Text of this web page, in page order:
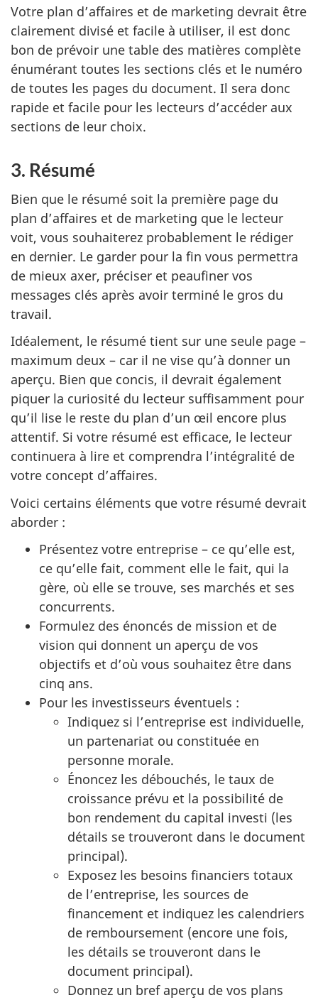
Votre plan d’affaires et de marketing devrait être
clairement divisé et facile à utiliser, il est donc
bon de prévoir une table des matières complète
énumérant toutes les sections clés et le numéro
de toutes les pages du document. Il sera donc
rapide et facile pour les lecteurs d’accéder aux
sections de leur choix.
3. Résumé
Bien que le résumé soit la première page du
plan d’affaires et de marketing que le lecteur
voit, vous souhaiterez probablement le rédiger
en dernier. Le garder pour la fin vous permettra
de mieux axer, préciser et peaufiner vos
messages clés après avoir terminé le gros du
travail.
Idéalement, le résumé tient sur une seule page –
maximum deux – car il ne vise qu’à donner un
aperçu. Bien que concis, il devrait également
piquer la curiosité du lecteur suffisamment pour
qu’il lise le reste du plan d’un œil encore plus
attentif. Si votre résumé est efficace, le lecteur
continuera à lire et comprendra l’intégralité de
votre concept d’affaires.
Voici certains éléments que votre résumé devrait
aborder :
Présentez votre entreprise – ce qu’elle est,
ce qu’elle fait, comment elle le fait, qui la
gère, où elle se trouve, ses marchés et ses
concurrents.
Formulez des énoncés de mission et de
vision qui donnent un aperçu de vos
objectifs et d’où vous souhaitez être dans
cinq ans.
Pour les investisseurs éventuels :
Indiquez si l’entreprise est individuelle,
un partenariat ou constituée en
personne morale.
Énoncez les débouchés, le taux de
croissance prévu et la possibilité de
bon rendement du capital investi (les
détails se trouveront dans le document
principal).
Exposez les besoins financiers totaux
de l’entreprise, les sources de
financement et indiquez les calendriers
de remboursement (encore une fois,
les détails se trouveront dans le
document principal).
Donnez un bref aperçu de vos plans